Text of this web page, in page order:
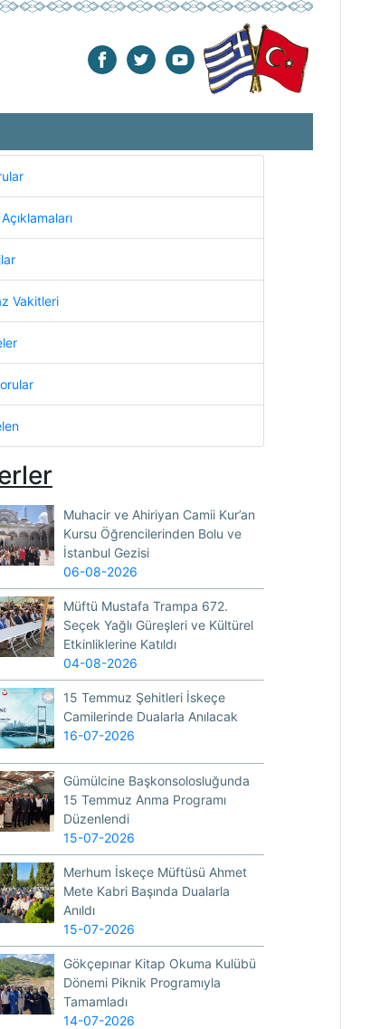
Vakitleri
Muhacir ve Ahiriyan Camii Kur’an
Kursu Öğrencilerinden Bolu ve
İstanbul Gezisi
06-08-2026
Müftü Mustafa Trampa 672.
Seçek Yağlı Güreşleri ve Kültürel
Etkinliklerine Katıldı
04-08-2026
15 Temmuz Şehitleri İskeçe
Camilerinde Dualarla Anılacak
16-07-2026
Gümülcine Başkonsolosluğunda
15 Temmuz Anma Programı
Düzenlendi
15-07-2026
Merhum İskeçe Müftüsü Ahmet
Mete Kabri Başında Dualarla
Anıldı
15-07-2026
Gökçepınar Kitap Okuma Kulübü
Dönemi Piknik Programıyla
Tamamladı
14-07-2026